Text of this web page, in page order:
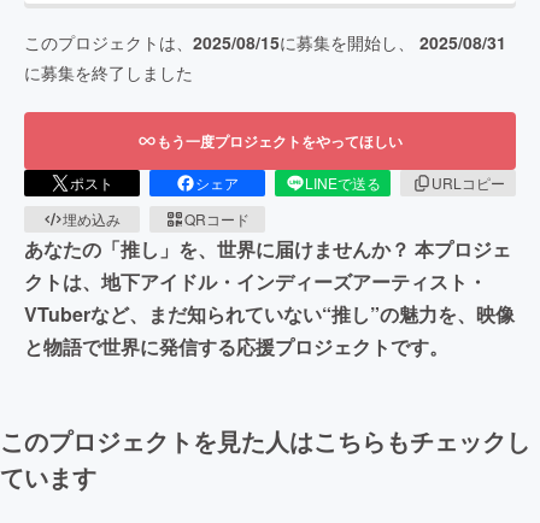
このプロジェクトは、 2025/08/15に募集を開始し、 2025/08/31
に募集を終了しました
もう一度プロジェクトをやってほしい
ポスト シェア LINEで送る
URLコピー
埋め込み
QRコード
あなたの「推し」を、世界に届けませんか？ 本プロジェ
クトは、地下アイドル・インディーズアーティスト・
VTuberなど、まだ知られていない“推し”の魅力を、映像
と物語で世界に発信する応援プロジェクトです。
このプロジェクトを見た人はこちらもチェックし
ています